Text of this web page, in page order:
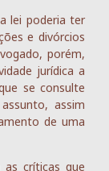
lei poderia ter
e divórcios
porém,
jurídica a
se consulte
assim
de uma
críticas que